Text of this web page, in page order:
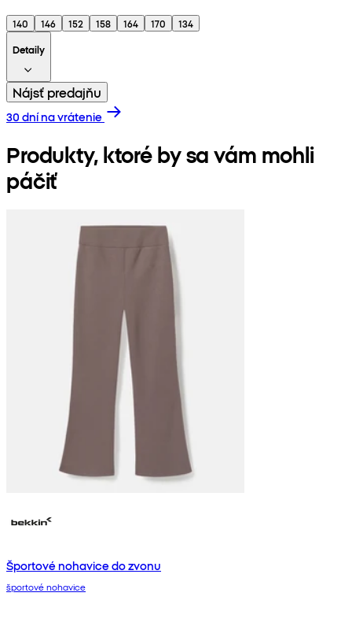
140 146 152 158 164 170
134
Detaily
Nájsť predajňu
30 dní na vrátenie
Produkty, ktoré by sa vám mohli
páčiť
Športové nohavice do zvonu
športové nohavice